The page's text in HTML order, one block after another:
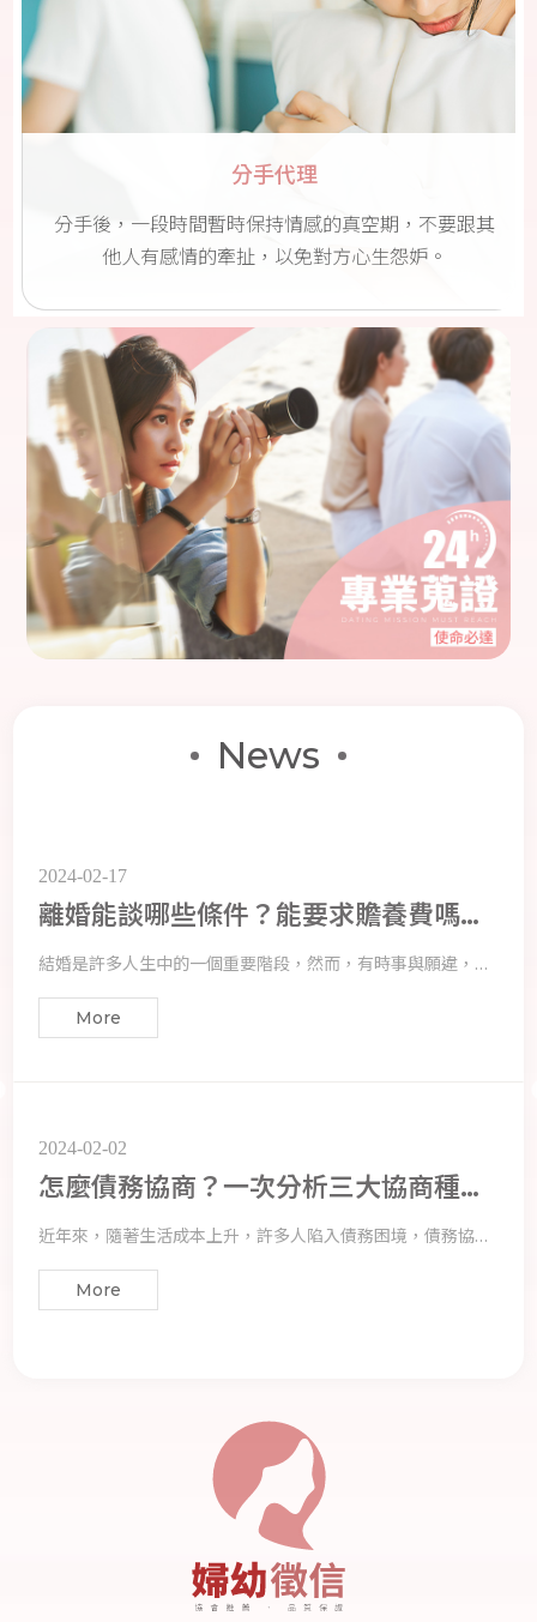
分手代理
分手後，一段時間暫時保持情感的真空期，不要跟其
他人有感情的牽扯，以免對方心生怨妒。
News
信案件量就增加1成，因為直航讓徵信社外遇蒐證上更容易。
行事曆上記載的習慣，卻成為外遇情曝
習慣，竟然在自己外遇後，讓小三產子跑去做產檢還有買小孩
某天被妻子發現行事曆上的記載，驚覺丈夫外遇的人妻，於是
偷偷委任大愛徵信社外遇蒐證。
2024-03-21
離婚損害要怎麼請求？台東徵信社完整
報你知
在人生的旅程中，離婚可能是一段艱難的路程，不僅可能對夫
妻雙方的生活造成重大影響，還可能對雙方的財產及精神造成
損害。但如果您因為離婚而受到損害，您知道您有權利請求賠
償嗎？在這篇文章中，我們將深入探討離婚損害的相關內容，
台東徵信社讓您完整了解如何請求離婚損害，以及在面對這樣
的情況時應該注意些什麼。
More
2024-03-06
台中法律諮詢哪裡好？一篇告訴你
詢資源更是關鍵。本文旨在為您提供一個清晰的指南，告訴您
在台中尋找優質法律諮詢的最佳去處。
2024-02-17
離婚能談哪些條件？能要求贍養費嗎？
離婚要點一次看！
結婚是許多人生中的一個重要階段，然而，有時事與願違，夢
能最大程度地保障自己的權益呢？本文將詳細探討離婚的相關
More
2024-02-02
怎麼債務協商？一次分析三大協商種
類，助你釋放債務壓力
近年來，隨著生活成本上升，許多人陷入債務困境，債務協商
入探討三大債務協商種類，助您理解協商的選擇與流程，同時
More
離婚程序怎麼辦理？花蓮徵信社重點一
離婚是一個艱難的過程，而選擇何種方式辦理離婚手續則需視
雙方情況而定。協議離婚迅速而簡單，調解離婚提供公正的第
三方協助，而訴訟離婚則是無法達成共識的最終手段。在這個
過程中，尋求花蓮徵信社專業律師的協助能夠確保您的權益得